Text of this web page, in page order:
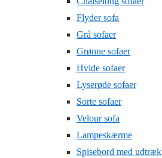
Flyder sofa
Grå sofaer
Grønne sofaer
Hvide sofaer
Lyserøde sofaer
Sorte sofaer
Velour sofa
Lampeskærme
Spisebord med udtræk